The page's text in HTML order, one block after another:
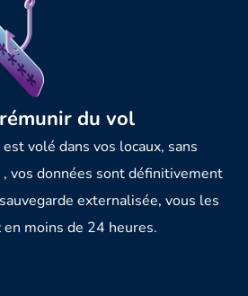
du vol
volé dans vos locaux, sans
vos données sont définitivement
externalisée, vous les
en moins de 24 heures.